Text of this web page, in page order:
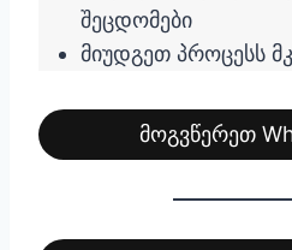
შეცდომები
მიუდგეთ პროცესს
მოგვწერეთ